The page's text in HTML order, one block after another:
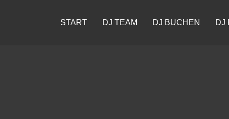
START DJ TEAM DJ BUCHEN DJ